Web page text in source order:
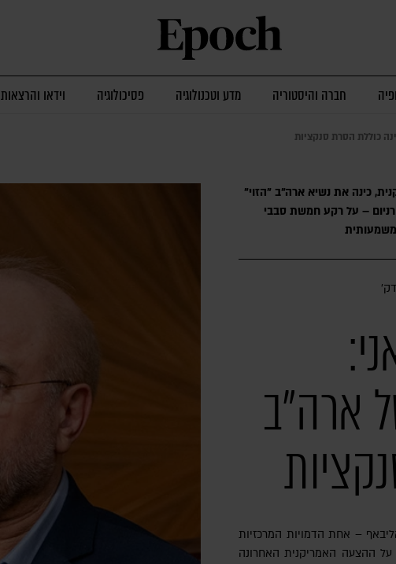
חברה והיסטוריה מדע וטכנולוגיה פסיכולוגיה וידאו והרצאות
כוללת הסרת סנקציות
כינה את נשיא ארה"ב "הזוי"
– על רקע חמשת סבבי
ארה"ב
ההצעה האמריקנית האחרונה